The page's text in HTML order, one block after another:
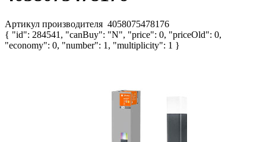
Артикул производителя 4058075478176
{ "id": 284541, "canBuy": "N", "price": 0, "priceOld": 0,
"economy": 0, "number": 1, "multiplicity": 1 }